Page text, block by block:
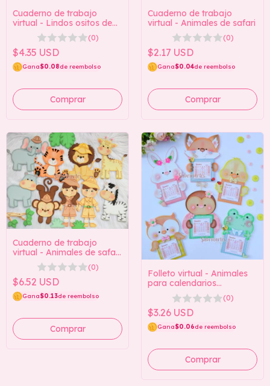
Cuaderno de trabajo
virtual - Lindos ositos de
peluche
(0)
$4.35 USD
Gana$0.08de reembolso
Cuaderno de trabajo
virtual - Animales de safari
(0)
$2.17 USD
Gana$0.04de reembolso
Cuaderno de trabajo
virtual - Animales de safari
(0)
$6.52 USD
Gana$0.13de reembolso
Folleto virtual - Animales
para calendarios
(Calendario no incluido)
(0)
$3.26 USD
Gana$0.06de reembolso